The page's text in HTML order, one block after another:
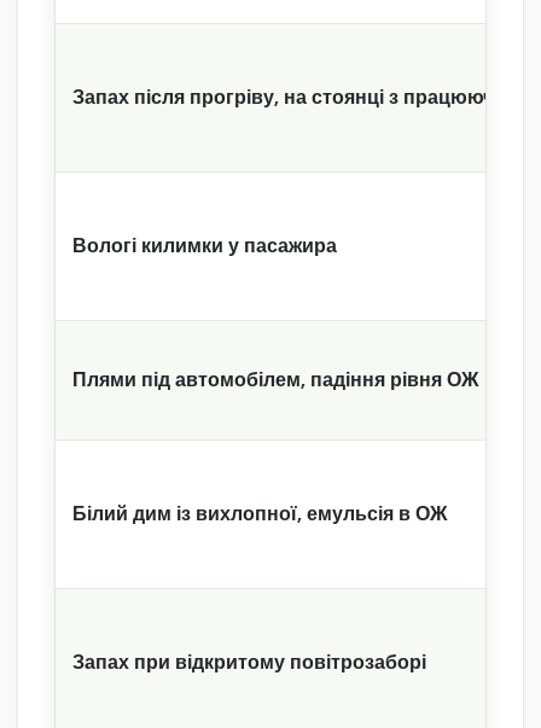
Запах після прогріву, на стоянці з працюючим
Вологі килимки у пасажира
Плями під автомобілем, падіння рівня ОЖ
Білий дим із вихлопної, емульсія в ОЖ
Запах при відкритому повітрозаборі